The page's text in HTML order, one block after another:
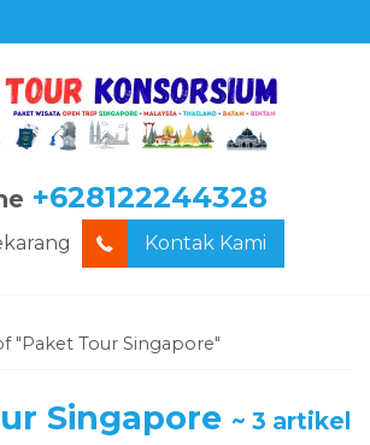
+628122244328
Kontak Kami
"Paket Tour Singapore"
Singapore ~ 3 artikel